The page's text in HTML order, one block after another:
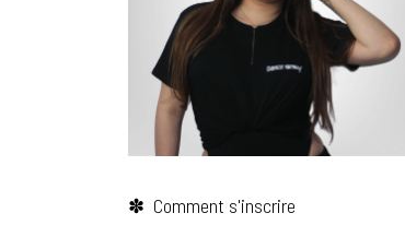
✽ Comment s'inscrire